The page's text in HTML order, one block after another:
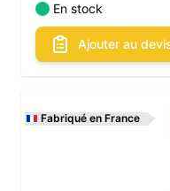
En stock
Ajouter au
Fabriqué en France
Les